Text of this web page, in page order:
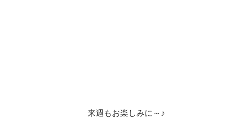
来週もお楽しみに～♪